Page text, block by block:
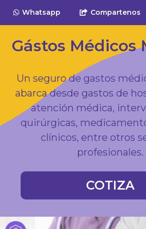
Whatsapp Compartenos
Gástos Médicos
Un seguro de gastos
abarca desde gastos de
atención médica,
quirúrgicas,
clínicos, entre otros
profesionales.
COTIZA